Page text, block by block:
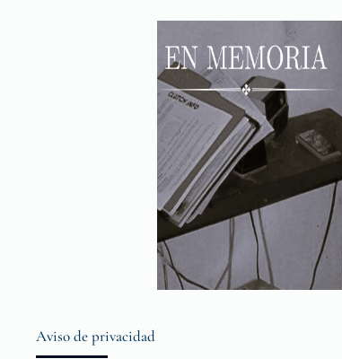
Aviso de privacidad